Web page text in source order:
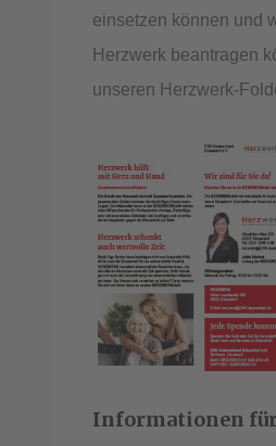
einsetzen können und
Herzwerk beantragen
unseren Herzwerk-
Informationen